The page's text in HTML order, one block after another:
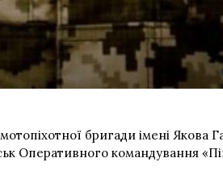
бригади імені Якова
Оперативного командування